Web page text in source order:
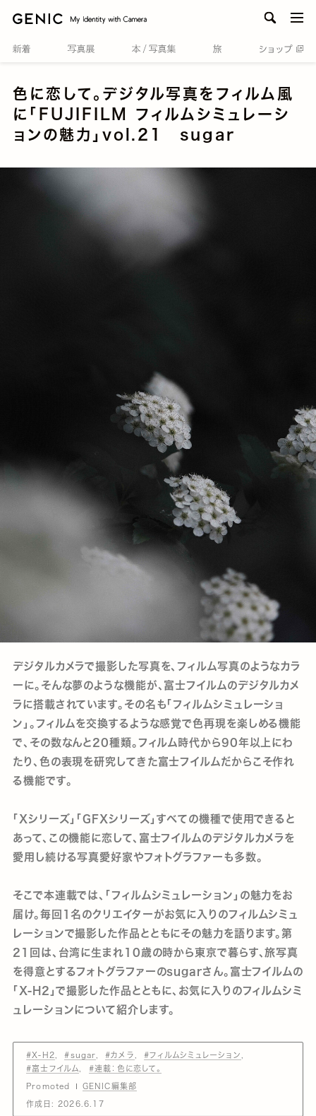
色に恋して。デジタル写真をフィルム風
に「FUJIFILM フィルムシミュレーシ
ョンの魅力」vol.21 sugar
デジタルカメラで撮影した写真を、フィルム写真のようなカラ
ーに。そんな夢のような機能が、富士フイルムのデジタルカメ
ラに搭載されています。その名も「フィルムシミュレーショ
ン」。フィルムを交換するような感覚で色再現を楽しめる機能
で、その数なんと20種類。フィルム時代から90年以上にわ
たり、色の表現を研究してきた富士フイルムだからこそ作れ
る機能です。
「Xシリーズ」「GFXシリーズ」すべての機種で使用できると
あって、この機能に恋して、富士フイルムのデジタルカメラを
愛用し続ける写真愛好家やフォトグラファーも多数。
そこで本連載では、「フィルムシミュレーション」の魅力をお
届け。毎回1名のクリエイターがお気に入りのフィルムシミュ
レーションで撮影した作品とともにその魅力を語ります。第
21回は、台湾に生まれ10歳の時から東京で暮らす、旅写真
を得意とするフォトグラファーのsugarさん。富士フイルムの
「X-H2」で撮影した作品とともに、お気に入りのフィルムシミ
ュレーションについて紹介します。
#X-H2 #sugar #カメラ
#フィルムシミュレーション
#富士フイルム
#連載：色に恋して。
Promoted GENIC編集部
作成日: 2026.6.17